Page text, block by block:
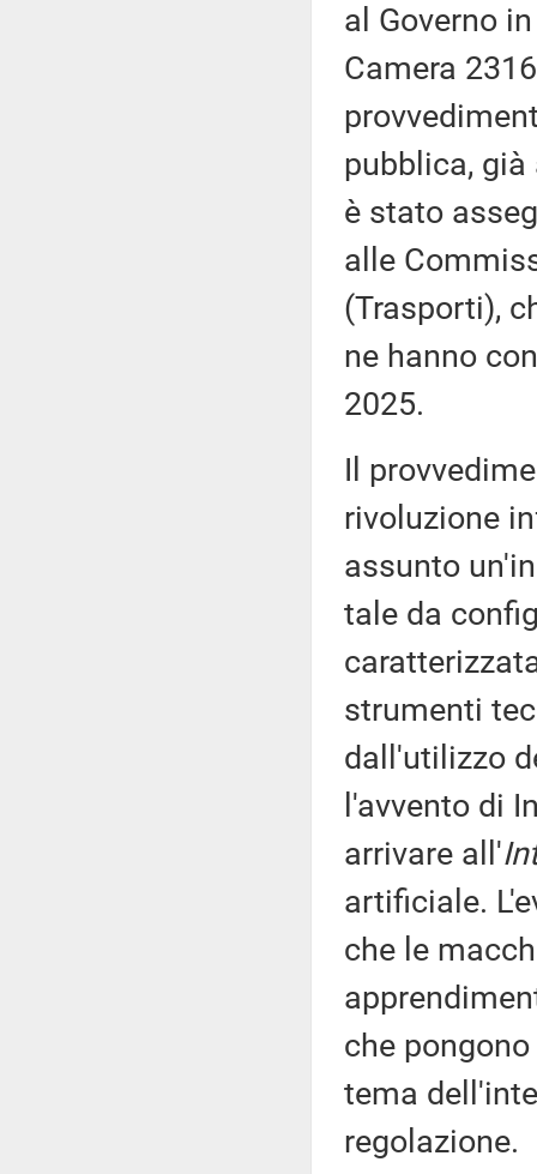
al Governo
Camera
pubblica, già
è stato
alle
(Trasporti),
ne hanno
2025.
Il
rivoluzione
assunto
tale da
strumenti
dall'utilizzo
l'avvento di
arrivare all'
artificiale.
che le
che
tema
regolazione.